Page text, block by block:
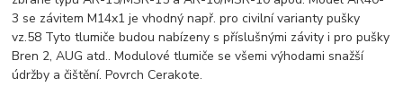
3 se závitem M14x1 je vhodný např. pro civilní varianty pušky
vz.58 Tyto tlumiče budou nabízeny s příslušnými závity i pro pušky
Bren 2, AUG atd.. Modulové tlumiče se všemi výhodami snažší
údržby a čištění. Povrch Cerakote.